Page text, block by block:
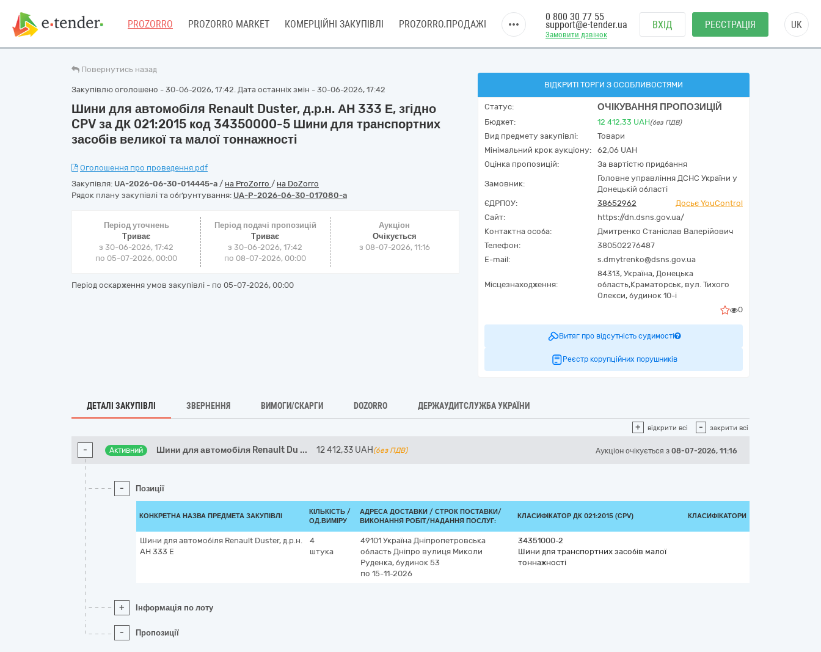
PROZORRO PROZORRO MARKET КОМЕРЦІЙНІ ЗАКУПІВЛІ PROZORRO.ПРОДАЖІ
Замовити дзвінок
0 800 30 77 55
support@e-tender.ua ВХІД РЕЄСТРАЦІЯ UK
Повернутись назад
Закупівлю оголошено - 30-06-2026, 17:42. Дата останніх змін - 30-06-2026, 17:42
Шини для автомобіля Renault Duster, д.р.н. АН 333 Е, згідно
CPV за ДК 021:2015 код 34350000-5 Шини для транспортних
засобів великої та малої тоннажності
Оголошення про проведення.pdf
Закупівля: UA-2026-06-30-014445-a / на ProZorro / на DoZorro
Рядок плану закупівлі та обґрунтування: UA-P-2026-06-30-017080-a
Період уточнень
Триває
з 30-06-2026, 17:42
по 05-07-2026, 00:00
Період подачі пропозицій
Триває
з 30-06-2026, 17:42
по 08-07-2026, 00:00
Аукціон
Очікується
з 08-07-2026, 11:16
Період оскарження умов закупівлі - по 05-07-2026, 00:00
ВІДКРИТІ ТОРГИ З ОСОБЛИВОСТЯМИ
Статус: ОЧІКУВАННЯ ПРОПОЗИЦІЙ
Бюджет: 12 412,33 UAH(без ПДВ)
Вид предмету закупівлі:
Товари
Мінімальний крок аукціону:
62,06 UAH
Оцінка пропозицій:
За вартістю придбання
Замовник:
Головне управління ДСНС України у
Донецькій області
ЄДРПОУ:
38652962
Досьє YouControl
Сайт:
https://dn.dsns.gov.ua/
Контактна особа:
Дмитренко Станіслав Валерійович
Телефон:
380502276487
E-mail:
s.dmytrenko@dsns.gov.ua
Місцезнаходження:
84313, Україна, Донецька
область,Краматорськ, вул. Тихого
Олекси, будинок 10-і
0
Витяг про відсутність судимості
Реєстр корупційних порушників
ДЕТАЛІ ЗАКУПІВЛІ ЗВЕРНЕННЯ ВИМОГИ/СКАРГИ DOZORRO ДЕРЖАУДИТСЛУЖБА УКРАЇНИ
+ відкрити всі - закрити всі
- Активний Шини для автомобіля Renault Du ... 12 412,33 UAH (без ПДВ) Аукціон очікується з 08-07-2026, 11:16
- Позиції
КОНКРЕТНА НАЗВА ПРЕДМЕТА ЗАКУПІВЛІ
КІЛЬКІСТЬ /
ОД.ВИМІРУ
АДРЕСА ДОСТАВКИ / СТРОК ПОСТАВКИ/
ВИКОНАННЯ РОБІТ/НАДАННЯ ПОСЛУГ:
КЛАСИФІКАТОР ДК 021:2015 (CPV) КЛАСИФІКАТОРИ
Шини для автомобіля Renault Duster, д.р.н.
АН 333 Е
4
штука
49101 Україна Дніпропетровська
область Дніпро вулиця Миколи
Руденка, будинок 53
по 15-11-2026
34351000-2
Шини для транспортних засобів малої
тоннажності
+ Інформація по лоту
- Пропозиції